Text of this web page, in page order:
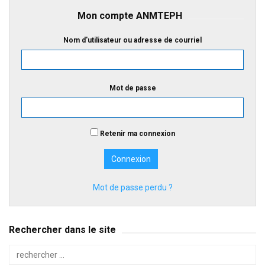
Mon compte ANMTEPH
Nom d'utilisateur ou adresse de courriel
Mot de passe
Retenir ma connexion
Mot de passe perdu ?
Rechercher dans le site